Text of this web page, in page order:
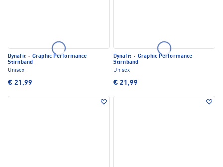
Dynafit · Graphic Performance
Stirnband
Unisex
€ 21,99
Dynafit · Graphic Performance
Stirnband
Unisex
€ 21,99